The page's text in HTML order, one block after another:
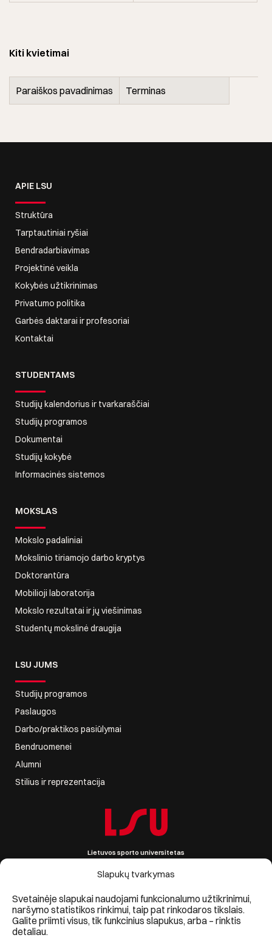
Slapukų tvarkymas
Svetainėje slapukai naudojami funkcionalumo užtikrinimui,
naršymo statistikos rinkimui, taip pat rinkodaros tikslais.
Galite priimti visus, tik funkcinius slapukus, arba – rinktis
detaliau.
Kiti kvietimai
Paraiškos pavadinimas Terminas
APIE LSU
Struktūra
Tarptautiniai ryšiai
Bendradarbiavimas
Projektinė veikla
Kokybės užtikrinimas
Privatumo politika
Garbės daktarai ir profesoriai
Kontaktai
STUDENTAMS
Studijų kalendorius ir tvarkaraščiai
Studijų programos
Dokumentai
Studijų kokybė
Informacinės sistemos
MOKSLAS
Mokslo padaliniai
Mokslinio tiriamojo darbo kryptys
Doktorantūra
Mobilioji laboratorija
Mokslo rezultatai ir jų viešinimas
Studentų mokslinė draugija
LSU JUMS
Studijų programos
Paslaugos
Darbo/praktikos pasiūlymai
Bendruomenei
Alumni
Stilius ir reprezentacija
Lietuvos sporto universitetas
Sporto g. 6, LT-44221 Kaunas, Lietuva
Įmonės kodas 111951530
PVM mokėtojo kodas LT119515314